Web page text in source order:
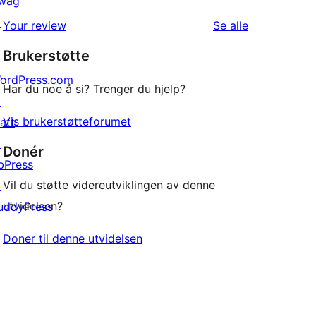
reviews
star
reviews
Your review Se alleomtalene
Brukerstøtte
Har du noe å si? Trenger du hjelp?
Vis brukerstøtteforumet
Donér
Vil du støtte videreutviklingen av denne
utvidelsen?
Doner til denne utvidelsen